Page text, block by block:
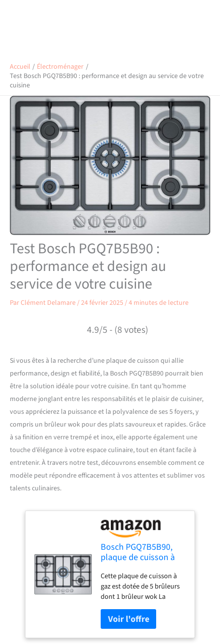
Accueil
Électroménager
Test Bosch PGQ7B5B90 : performance et design au service de votre
cuisine
Test Bosch PGQ7B5B90 :
performance et design au
service de votre cuisine
ParClément Delamare/24 février 2025/4 minutes de lecture
4.9/5 - (8 votes)
Si vous êtes à la recherche d’une plaque de cuisson qui allie
performance, design et fiabilité, la Bosch PGQ7B5B90 pourrait bien
être la solution idéale pour votre cuisine. En tant qu’homme
moderne jonglant entre les responsabilités et le plaisir de cuisiner,
vous apprécierez la puissance et la polyvalence de ses 5 foyers, y
compris un brûleur wok pour des plats savoureux et rapides. Grâce
à sa finition en verre trempé et inox, elle apporte également une
touche d’élégance à votre espace culinaire, tout en étant facile à
entretenir. À travers notre test, découvrons ensemble comment ce
modèle peut répondre efficacement à vos attentes et sublimer vos
talents culinaires.
Bosch PGQ7B5B90,
plaque de cuisson à
Brûleur wok, 75 cm,
Verre Trempé, Inox
Cette plaque de cuisson à
gaz est dotée de 5 brûleurs
dont 1 brûleur wok La
plaque est doté d'un design
élégant qui s'intègrera
facilement dans votre
cuisine.Les chapeaux de